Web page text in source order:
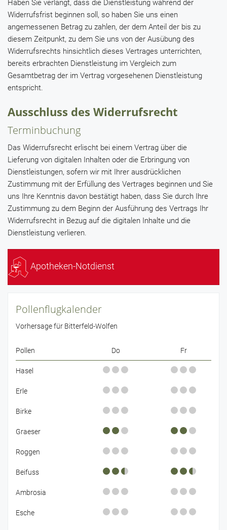
Haben Sie verlangt, dass die Dienstleistung während der
Widerrufsfrist beginnen soll, so haben Sie uns einen
angemessenen Betrag zu zahlen, der dem Anteil der bis zu
diesem Zeitpunkt, zu dem Sie uns von der Ausübung des
Widerrufsrechts hinsichtlich dieses Vertrages unterrichten,
bereits erbrachten Dienstleistung im Vergleich zum
Gesamtbetrag der im Vertrag vorgesehenen Dienstleistung
entspricht.
Ausschluss des Widerrufsrecht
Terminbuchung
Das Widerrufsrecht erlischt bei einem Vertrag über die
Lieferung von digitalen Inhalten oder die Erbringung von
Dienstleistungen, sofern wir mit Ihrer ausdrücklichen
Zustimmung mit der Erfüllung des Vertrages beginnen und Sie
uns Ihre Kenntnis davon bestätigt haben, dass Sie durch Ihre
Zustimmung zu dem Beginn der Ausführung des Vertrags Ihr
Widerrufsrecht in Bezug auf die digitalen Inhalte und die
Dienstleistung verlieren.
Apotheken-Notdienst
Pollenflugkalender
Vorhersage für Bitterfeld-Wolfen
Pollen Do Fr
Hasel
Erle
Birke
Graeser
Roggen
Beifuss
Ambrosia
Esche